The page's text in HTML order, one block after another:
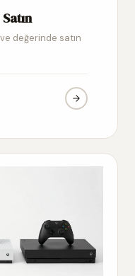
ve değerinde satın